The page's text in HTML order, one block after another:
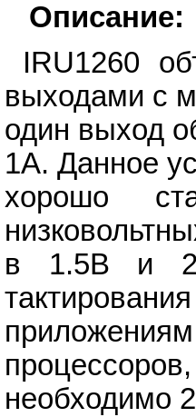
Описание:
IRU1260
выходами с
один выход
1A. Данное
хорошо
в 1.5В и
необходимо